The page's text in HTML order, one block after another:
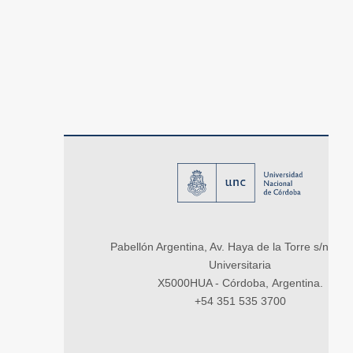
Pabellón Argentina, Av. Haya de la Torre s/n,
Universitaria
X5000HUA - Córdoba, Argentina.
+54 351 535 3700